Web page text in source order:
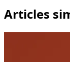
Articles